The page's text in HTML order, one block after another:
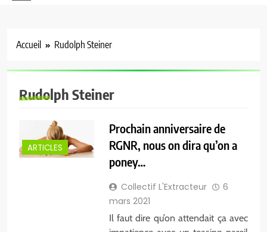
Accueil Rudolph Steiner
Rudolph Steiner
ARTICLES
Prochain anniversaire de
RGNR, nous on dira qu’on a
poney…
Collectif L'Extracteur
6
mars 2021
Il faut dire qu’on attendait ça avec